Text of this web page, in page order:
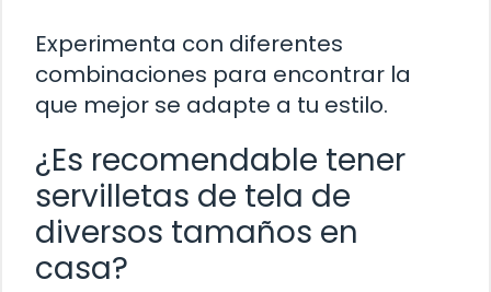
Experimenta con diferentes
combinaciones para encontrar la
que mejor se adapte a tu estilo.
¿Es recomendable tener
servilletas de tela de
diversos tamaños en
casa?